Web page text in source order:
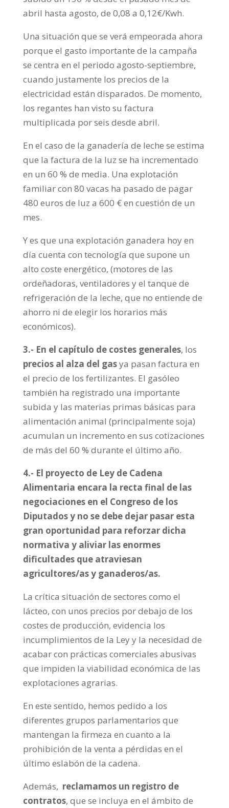
abril hasta agosto, de 0,08 a 0,12€/Kwh.
Una situación que se verá empeorada ahora
porque el gasto importante de la campaña
se centra en el periodo agosto-septiembre,
cuando justamente los precios de la
electricidad están disparados. De momento,
los regantes han visto su factura
multiplicada por seis desde abril.
En el caso de la ganadería de leche se estima
que la factura de la luz se ha incrementado
en un 60 % de media. Una explotación
familiar con 80 vacas ha pasado de pagar
480 euros de luz a 600 € en cuestión de un
mes.
Y es que una explotación ganadera hoy en
día cuenta con tecnología que supone un
alto coste energético, (motores de las
ordeñadoras, ventiladores y el tanque de
refrigeración de la leche, que no entiende de
ahorro ni de elegir los horarios más
económicos).
3.- En el capítulo de costes generales, los
precios al alza del gasya pasan factura en
el precio de los fertilizantes. El gasóleo
también ha registrado una importante
subida y las materias primas básicas para
alimentación animal (principalmente soja)
acumulan un incremento en sus cotizaciones
de más del 60 % durante el último año.
4.- El proyecto de Ley de Cadena
Alimentaria encara la recta final de las
negociaciones en el Congreso de los
Diputados y no se debe dejar pasar esta
gran oportunidad para reforzar dicha
normativa y aliviar las enormes
dificultades que atraviesan
agricultores/as y ganaderos/as.
La crítica situación de sectores como el
lácteo, con unos precios por debajo de los
costes de producción, evidencia los
incumplimientos de la Ley y la necesidad de
acabar con prácticas comerciales abusivas
que impiden la viabilidad económica de las
explotaciones agrarias.
En este sentido, hemos pedido a los
diferentes grupos parlamentarios que
mantengan la firmeza en cuanto a la
prohibición de la venta a pérdidas en el
último eslabón de la cadena.
Además, reclamamos un registro de
contratos, que se incluya en el ámbito de